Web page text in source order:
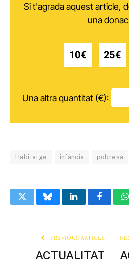
Si t'agrada aquest article,
una
10€ 25€
Una altra quantitat (€):
Habitatge infància pobresa
TwitterBlueskyLinkedIn
PREVIOUS ARTICLE
ACTUALITAT